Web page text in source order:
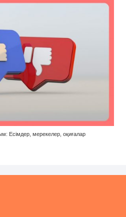
Есімдер, мерекелер, оқиғалар